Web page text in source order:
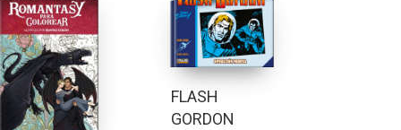
FLASH
GORDON